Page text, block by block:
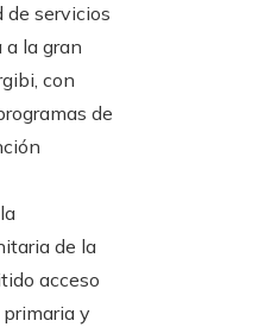
de servicios
a la gran
con
de
de la
acceso
y